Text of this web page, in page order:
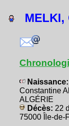
MELKI,
Naissance:
Constantine
ALGÉRIE
Décès: 22
75000 Île-de-